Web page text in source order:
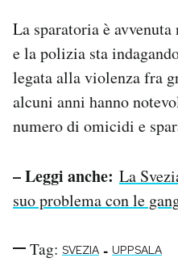
Esci
La sparatoria è
e la polizia sta
legata alla violenza fra
alcuni anni hanno
numero di omicidi e
– Leggi anche: La
suo problema con le
Tag: SVEZIA - UPPSALA